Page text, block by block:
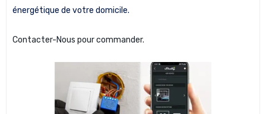
énergétique de votre domicile.
Contacter-Nous pour commander.